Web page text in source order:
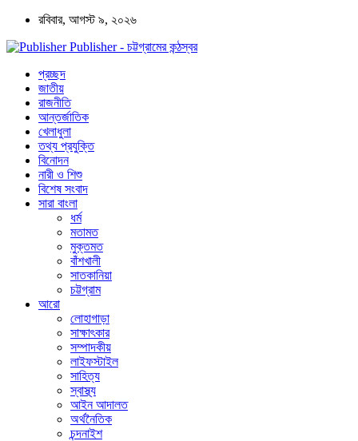
রবিবার, আগস্ট ৯, ২০২৬
Publisher - চট্টগ্রামের কন্ঠস্বর
প্রচ্ছদ
জাতীয়
রাজনীতি
আন্তর্জাতিক
খেলাধুলা
তথ্য প্রযুক্তি
বিনোদন
নারী ও শিশু
বিশেষ সংবাদ
সারা বাংলা
ধর্ম
মতামত
মুক্তমত
বাঁশখালী
সাতকানিয়া
চট্টগ্রাম
আরো
লোহাগাড়া
সাক্ষাৎকার
সম্পাদকীয়
লাইফস্টাইল
সাহিত্য
স্বাস্থ্য
আইন আদালত
অর্থনৈতিক
চন্দনাইশ